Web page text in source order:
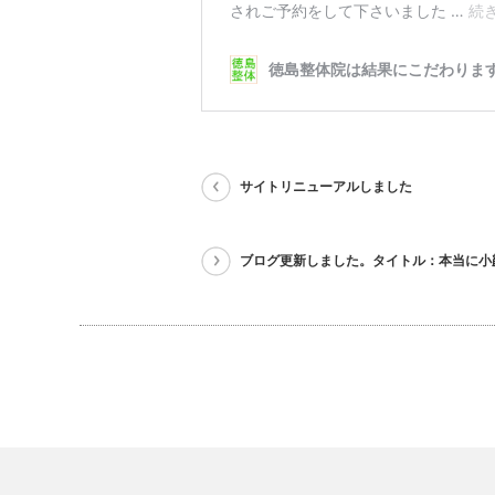
サイトリニューアルしました
ブログ更新しました。タイトル：本当に小